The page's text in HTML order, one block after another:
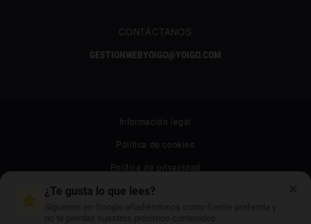
CONTÁCTANOS
GESTIONWEBYOIGO@YOIGO.COM
Información legal
Política de cookies
Política de privacidad
Canal ético
¿Te gusta lo que lees?